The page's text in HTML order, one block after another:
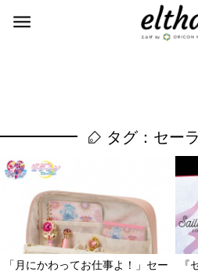
タグ：セー
「月にかわってお仕事よ！」セー
『